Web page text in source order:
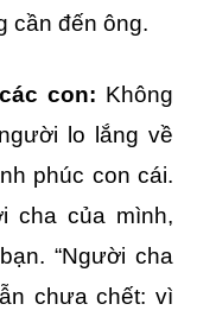
cần đến ông.
con: Không
lo lắng về
phúc con cái.
cha của mình,
“Người cha
chưa chết: vì